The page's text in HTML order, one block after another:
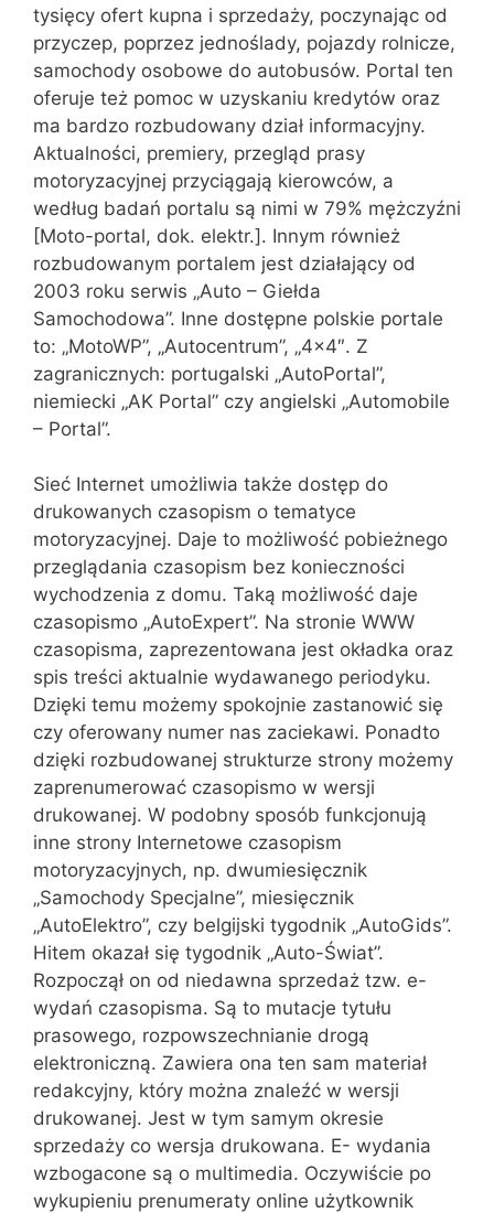
tysięcy ofert kupna i sprzedaży, poczynając od
przyczep, poprzez jednoślady, pojazdy rolnicze,
samochody osobowe do autobusów. Portal ten
oferuje też pomoc w uzyskaniu kredytów oraz
ma bardzo rozbudowany dział informacyjny.
Aktualności, premiery, przegląd prasy
motoryzacyjnej przyciągają kierowców, a
według badań portalu są nimi w 79% mężczyźni
[Moto-portal, dok. elektr.]. Innym również
rozbudowanym portalem jest działający od
2003 roku serwis „Auto – Giełda
Samochodowa”. Inne dostępne polskie portale
to: „MotoWP”, „Autocentrum”, „4×4″. Z
zagranicznych: portugalski „AutoPortal”,
niemiecki „AK Portal” czy angielski „Automobile
– Portal”.
Sieć Internet umożliwia także dostęp do
drukowanych czasopism o tematyce
motoryzacyjnej. Daje to możliwość pobieżnego
przeglądania czasopism bez konieczności
wychodzenia z domu. Taką możliwość daje
czasopismo „AutoExpert”. Na stronie WWW
czasopisma, zaprezentowana jest okładka oraz
spis treści aktualnie wydawanego periodyku.
Dzięki temu możemy spokojnie zastanowić się
czy oferowany numer nas zaciekawi. Ponadto
dzięki rozbudowanej strukturze strony możemy
zaprenumerować czasopismo w wersji
drukowanej. W podobny sposób funkcjonują
inne strony Internetowe czasopism
motoryzacyjnych, np. dwumiesięcznik
„Samochody Specjalne”, miesięcznik
„AutoElektro”, czy belgijski tygodnik „AutoGids”.
Hitem okazał się tygodnik „Auto-Świat”.
Rozpoczął on od niedawna sprzedaż tzw. e-
wydań czasopisma. Są to mutacje tytułu
prasowego, rozpowszechnianie drogą
elektroniczną. Zawiera ona ten sam materiał
redakcyjny, który można znaleźć w wersji
drukowanej. Jest w tym samym okresie
sprzedaży co wersja drukowana. E- wydania
wzbogacone są o multimedia. Oczywiście po
wykupieniu prenumeraty online użytkownik